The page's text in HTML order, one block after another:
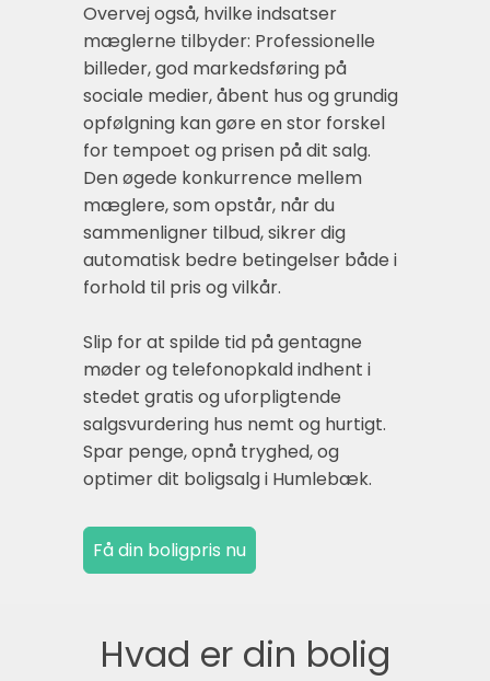
Overvej også, hvilke indsatser
mæglerne tilbyder: Professionelle
billeder, god markedsføring på
sociale medier, åbent hus og grundig
opfølgning kan gøre en stor forskel
for tempoet og prisen på dit salg.
Den øgede konkurrence mellem
mæglere, som opstår, når du
sammenligner tilbud, sikrer dig
automatisk bedre betingelser både i
forhold til pris og vilkår.
Slip for at spilde tid på gentagne
møder og telefonopkald indhent i
stedet gratis og uforpligtende
salgsvurdering hus nemt og hurtigt.
Spar penge, opnå tryghed, og
optimer dit boligsalg i Humlebæk.
Hvad er din bolig